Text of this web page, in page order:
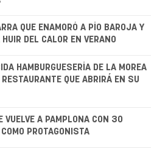
QUE ENAMORÓ A PÍO BAROJA Y
DEL CALOR EN VERANO
HAMBURGUESERÍA DE LA MOREA
QUE ABRIRÁ EN SU
VUELVE A PAMPLONA CON 30
PROTAGONISTA